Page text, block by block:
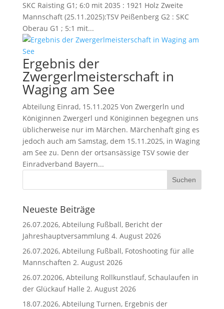
SKC Raisting G1; 6:0 mit 2035 : 1921 Holz Zweite
Mannschaft (25.11.2025):TSV Peißenberg G2 : SKC
Oberau G1 ; 5:1 mit...
Ergebnis der
Zwergerlmeisterschaft in
Waging am See
Abteilung Einrad, 15.11.2025 Von Zwergerln und
Königinnen Zwergerl und Königinnen begegnen uns
üblicherweise nur im Märchen. Märchenhaft ging es
jedoch auch am Samstag, dem 15.11.2025, in Waging
am See zu. Denn der ortsansässige TSV sowie der
Einradverband Bayern...
Neueste Beiträge
26.07.2026, Abteilung Fußball, Bericht der
Jahreshauptversammlung 4. August 2026
26.07.2026, Abteilung Fußball, Fotoshooting für alle
Mannschaften 2. August 2026
26.07.20206, Abteilung Rollkunstlauf, Schaulaufen in
der Glückauf Halle 2. August 2026
18.07.2026, Abteilung Turnen, Ergebnis der